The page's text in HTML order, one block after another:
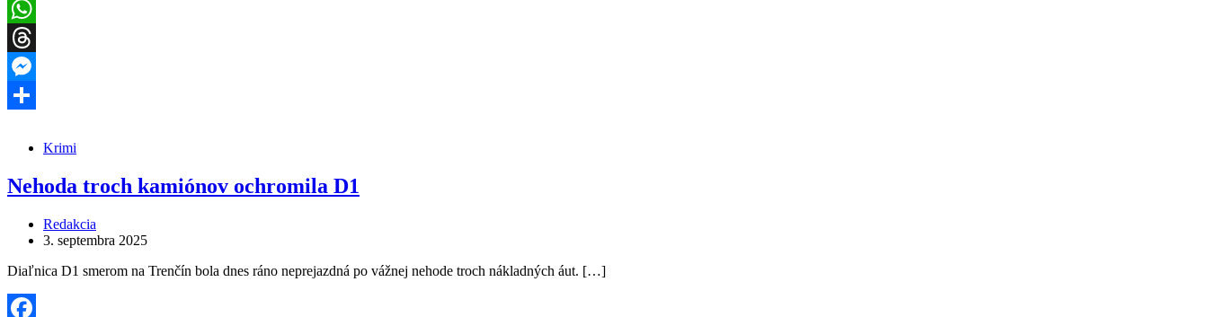
Facebook
WhatsApp
Threads
Messenger
Krimi
Nehoda troch kamiónov ochromila D1
Redakcia
3. septembra 2025
Diaľnica D1 smerom na Trenčín bola dnes ráno neprejazdná po vážnej nehode troch nákladných áut. […]